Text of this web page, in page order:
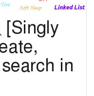
[Singly
in